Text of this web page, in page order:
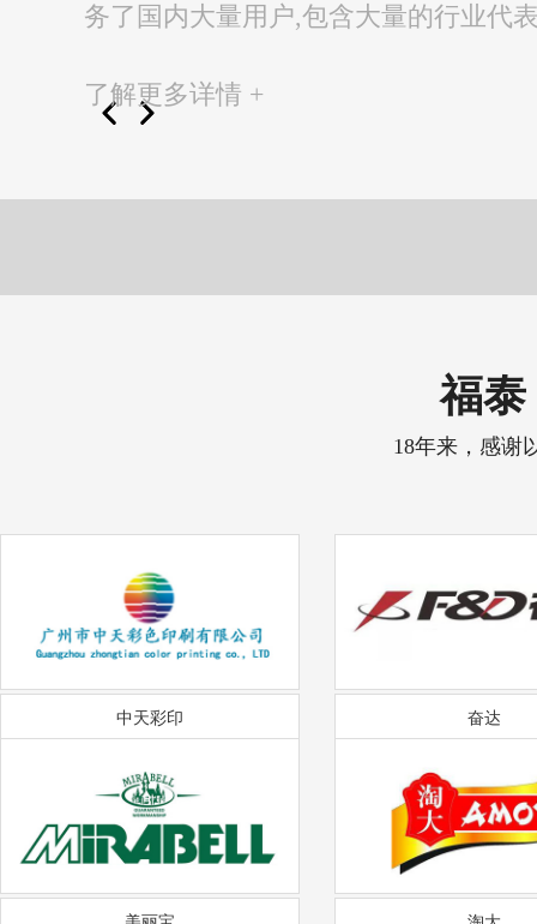
务了国内大量用户,包含大量的行业代
了解更多详情 +
福泰
18年来，感谢
中天彩印 奋达